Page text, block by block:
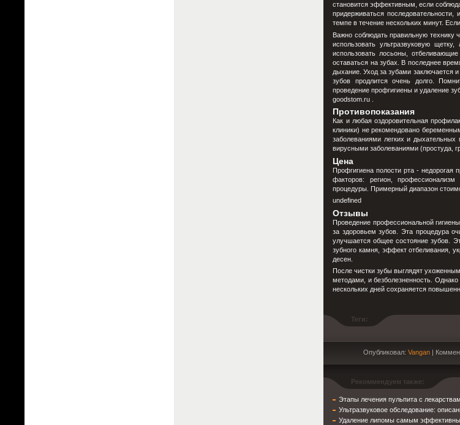
становится эффективным, если
придерживаться
темпе в течение нескольких минут.
Важно соблюдать правильную технику
использовать ультразвуковую
использовать лосьоны,
оставаться на зубах. В последнее
дыхание. Уход за зубами заключается
зубов продлится очень долго.
проведение профгигиены и удаление
goodstom.ru .
Противопоказания
Как и любая оздоровительная
клиники) не рекомендовано
заболеваниями легких и
вирусными заболеваниями (простуда,
Цена
Профгигиена полости рта - недорогая
факторов: регион, профессионализм
процедуры. Примерный диапазон
undefined
Отзывы
Проведение профессиональной
за здоровьем зубов. Эта процедура
улучшается общее состояние зубов.
зубного камня, эффект отбеливания,
десен.
После чистки зубы выглядят
методами, и безболезненность.
нескольких дней сохраняется
Теги:
Опубликовал:Vangan |
Рекоммендуем также:
Этапы лечения пульпита с
Ультразвуковое обследование:
Удаление липомы самым